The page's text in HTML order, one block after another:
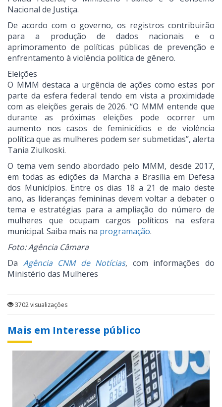
Nacional de Justiça.
De acordo com o governo, os registros contribuirão
para a produção de dados nacionais e o
aprimoramento de políticas públicas de prevenção e
enfrentamento à violência política de gênero.
Eleições
O MMM destaca a urgência de ações como estas por
parte da esfera federal tendo em vista a proximidade
com as eleições gerais de 2026. “O MMM entende que
durante as próximas eleições pode ocorrer um
aumento nos casos de feminicídios e de violência
política que as mulheres podem ser submetidas”, alerta
Tania Ziulkoski.
O tema vem sendo abordado pelo MMM, desde 2017,
em todas as edições da Marcha a Brasília em Defesa
dos Municípios. Entre os dias 18 a 21 de maio deste
ano, as lideranças femininas devem voltar a debater o
tema e estratégias para a ampliação do número de
mulheres que ocupam cargos políticos na esfera
municipal. Saiba mais na programação.
Foto: Agência Câmara
Da Agência CNM de Notícias, com informações do
Ministério das Mulheres
3702 visualizações
Mais em Interesse público